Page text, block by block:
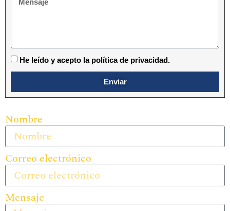
He leído y acepto la política de privacidad.
Enviar
Nombre
Correo electrónico
Mensaje